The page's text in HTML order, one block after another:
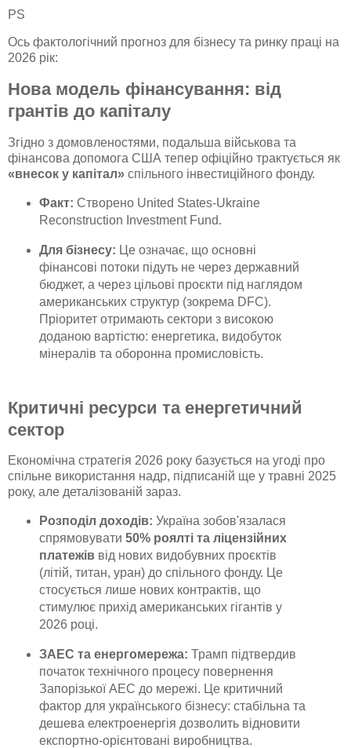
PS
Ось фактологічний прогноз для бізнесу та ринку праці на
2026 рік:
Нова модель фінансування: від
грантів до капіталу
Згідно з домовленостями, подальша військова та
фінансова допомога США тепер офіційно трактується як
«внесок у капітал» спільного інвестиційного фонду.
Факт: Створено United States-Ukraine
Reconstruction Investment Fund.
Для бізнесу: Це означає, що основні
фінансові потоки підуть не через державний
бюджет, а через цільові проєкти під наглядом
американських структур (зокрема DFC).
Пріоритет отримають сектори з високою
доданою вартістю: енергетика, видобуток
мінералів та оборонна промисловість.
Критичні ресурси та енергетичний
сектор
Економічна стратегія 2026 року базується на угоді про
спільне використання надр, підписаній ще у травні 2025
року, але деталізованій зараз.
Розподіл доходів: Україна зобов'язалася
спрямовувати 50% роялті та ліцензійних
платежіввід нових видобувних проєктів
(літій, титан, уран) до спільного фонду. Це
стосується лише нових контрактів, що
стимулює прихід американських гігантів у
2026 році.
ЗАЕС та енергомережа: Трамп підтвердив
початок технічного процесу повернення
Запорізької АЕС до мережі. Це критичний
фактор для українського бізнесу: стабільна та
дешева електроенергія дозволить відновити
експортно-орієнтовані виробництва.